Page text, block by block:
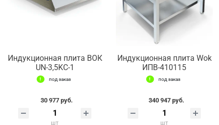
Индукционная плита ВОК
UN-3,5KC-1
под заказ
30 977 руб.
шт
Индукционная плита Wok
ИПВ-410115
под заказ
340 947 руб.
шт